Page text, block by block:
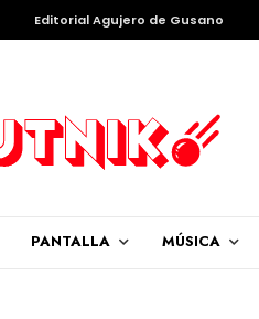
Editorial Agujero de Gusano
PANTALLA MÚSICA